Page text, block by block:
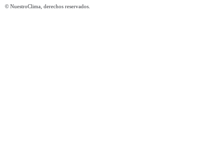
© NuestroClima, derechos reservados.